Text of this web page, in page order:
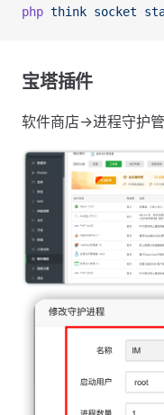
php think socket
宝塔插件
软件商店->进程守护